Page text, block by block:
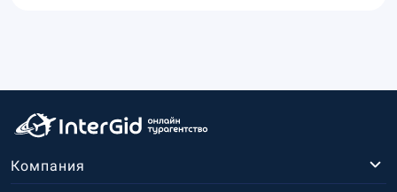
Компания